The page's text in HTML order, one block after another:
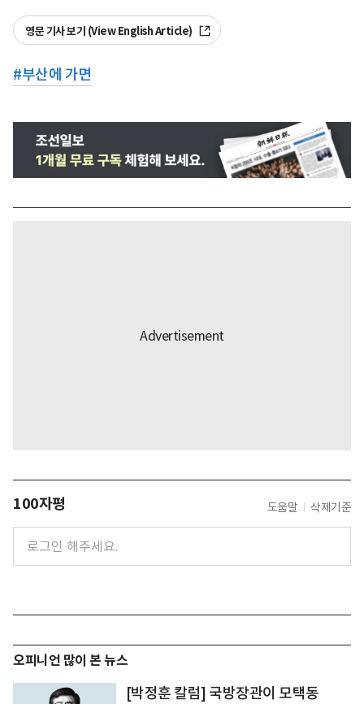
영문 기사 보기 (View English Article)
#부산에 가면
100자평 도움말 삭제기준
오피니언 많이 본 뉴스
[박정훈 칼럼] 국방장관이 모택동